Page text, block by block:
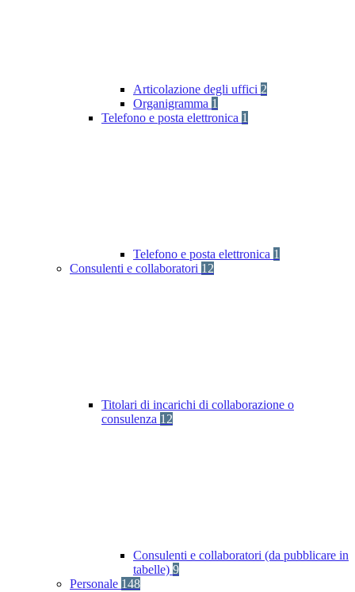
Articolazione degli uffici 2
Organigramma 1
Telefono e posta elettronica 1
Telefono e posta elettronica 1
Consulenti e collaboratori 12
Titolari di incarichi di collaborazione o
consulenza 12
Consulenti e collaboratori (da pubblicare in
tabelle) 9
Personale 148